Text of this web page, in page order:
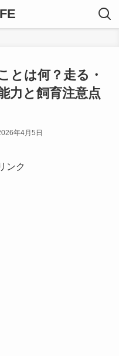
とは何？走る・
力と飼育注意点
年4月5日
ンク